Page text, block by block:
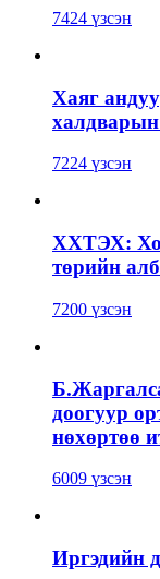
7424 үзсэн
Хаяг
халдварын
7224 үзсэн
ХХТЭХ:
төрийн
7200 үзсэн
доогуур
нөхөртөө
6009 үзсэн
Иргэдийн